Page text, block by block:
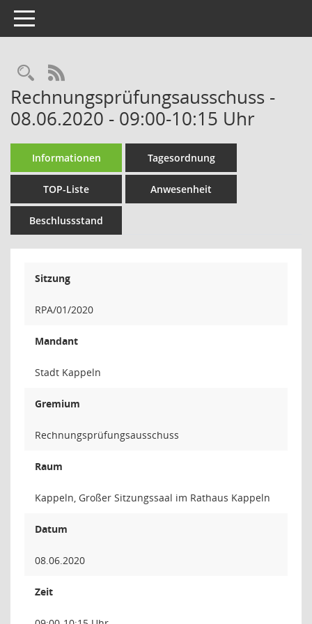
Toggle navigation
Rechercheauswahl
RSS-Feed
Rechnungsprüfungsausschuss -
08.06.2020 - 09:00-10:15 Uhr
Informationen Tagesordnung
TOP-Liste Anwesenheit
Beschlussstand
Sitzung
RPA/01/2020
Mandant
Stadt Kappeln
Gremium
Rechnungsprüfungsausschuss
Raum
Kappeln, Großer Sitzungssaal im Rathaus Kappeln
Datum
08.06.2020
Zeit